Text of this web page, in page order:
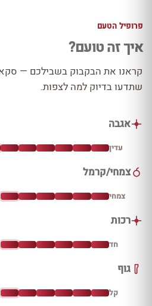
פרופיל הטעם
איך זה טועם?
קראנו את הבקבוק בשבילכם —
שתדעו בדיוק למה לצפות.
אגבה
עדין
צמחי/קרמל
צמחי
רכות
חד
גוף
קל